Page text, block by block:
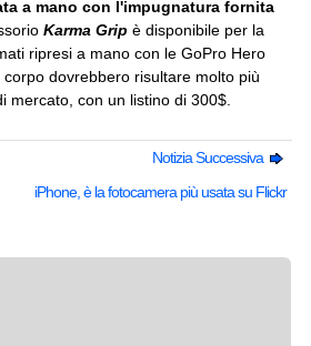
a mano con l'impugnatura fornita
Karma Grip è disponibile per la
ripresi a mano con le GoPro Hero
dovrebbero risultare molto più
mercato, con un listino di 300$.
Notizia Successiva
iPhone, è la fotocamera più usata su Flickr